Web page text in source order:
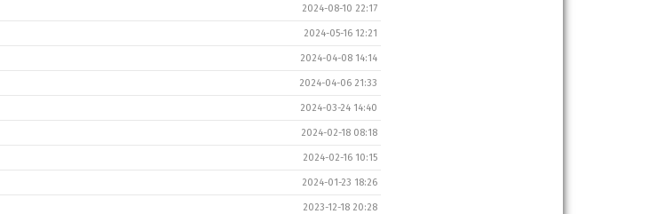
2024-08-10 22:17
2024-05-16 12:21
2024-04-08 14:14
2024-04-06 21:33
2024-03-24 14:40
2024-02-18 08:18
2024-02-16 10:15
2024-01-23 18:26
2023-12-18 20:28